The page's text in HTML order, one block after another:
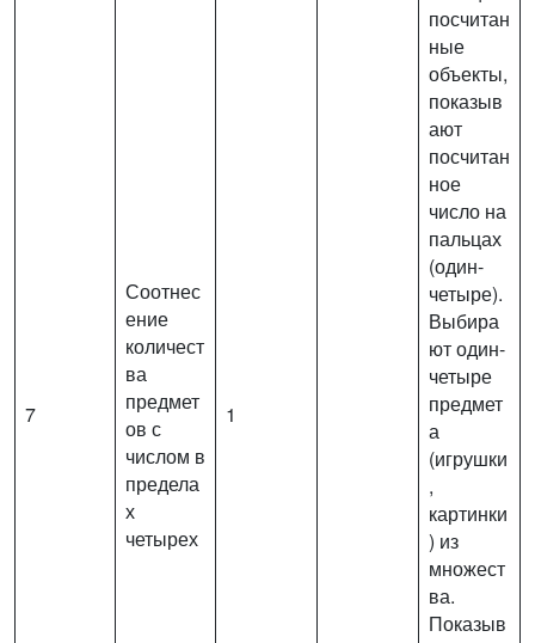
7
Соотнес
ение
количест
ва
предмет
ов с
числом в
предела
х
четырех
1
посчитан
ные
объекты,
показыв
ают
посчитан
ное
число на
пальцах
(один-
четыре).
Выбира
ют один-
четыре
предмет
а
(игрушки
,
картинки
) из
множест
ва.
Показыв